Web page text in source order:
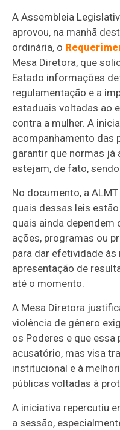
A Assembleia
aprovou, na manhã
ordinária, o
Mesa Diretora, que
Estado informações
regulamentação e a
estaduais voltadas ao
contra a mulher. A
acompanhamento das
garantir que normas já
estejam, de fato,
No documento, a
quais dessas leis
quais ainda dependem
ações, programas ou
para dar efetividade
apresentação de
até o momento.
A Mesa Diretora
violência de gênero
os Poderes e que
acusatório, mas visa
institucional e à
públicas voltadas à
A iniciativa repercutiu
a sessão,